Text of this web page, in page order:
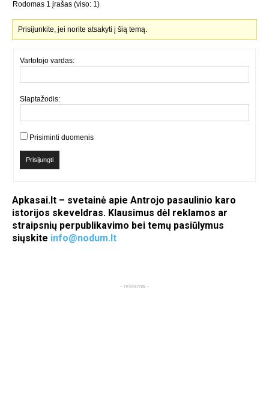
Rodomas 1 įrašas (viso: 1)
Prisijunkite, jei norite atsakyti į šią temą.
Vartotojo vardas:
Slaptažodis:
Prisiminti duomenis
Prisijungti
Apkasai.lt – svetainė apie Antrojo pasaulinio karo
istorijos skeveldras. Klausimus dėl reklamos ar
straipsnių perpublikavimo bei temų pasiūlymus
siųskite info@nodum.lt
- reklama -